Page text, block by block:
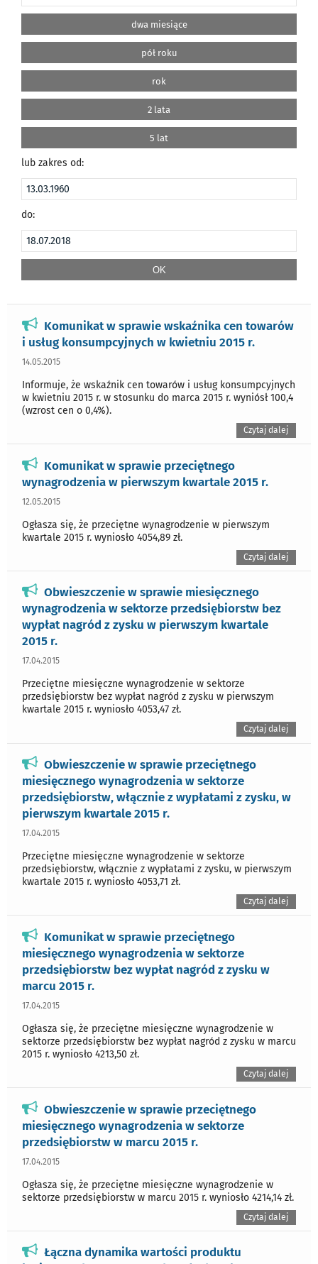
dwa miesiące
pół roku
rok
2 lata
5 lat
lub zakres od:
do:
Komunikat w sprawie wskaźnika cen towarów
i usług konsumpcyjnych w kwietniu 2015 r.
14.05.2015
Informuje, że wskaźnik cen towarów i usług konsumpcyjnych
w kwietniu 2015 r. w stosunku do marca 2015 r. wyniósł 100,4
(wzrost cen o 0,4%).
Czytaj dalej
Komunikat w sprawie przeciętnego
wynagrodzenia w pierwszym kwartale 2015 r.
12.05.2015
Ogłasza się, że przeciętne wynagrodzenie w pierwszym
kwartale 2015 r. wyniosło 4054,89 zł.
Czytaj dalej
Obwieszczenie w sprawie miesięcznego
wynagrodzenia w sektorze przedsiębiorstw bez
wypłat nagród z zysku w pierwszym kwartale
2015 r.
17.04.2015
Przeciętne miesięczne wynagrodzenie w sektorze
przedsiębiorstw bez wypłat nagród z zysku w pierwszym
kwartale 2015 r. wyniosło 4053,47 zł.
Czytaj dalej
Obwieszczenie w sprawie przeciętnego
miesięcznego wynagrodzenia w sektorze
przedsiębiorstw, włącznie z wypłatami z zysku, w
pierwszym kwartale 2015 r.
17.04.2015
Przeciętne miesięczne wynagrodzenie w sektorze
przedsiębiorstw, włącznie z wypłatami z zysku, w pierwszym
kwartale 2015 r. wyniosło 4053,71 zł.
Czytaj dalej
Komunikat w sprawie przeciętnego
miesięcznego wynagrodzenia w sektorze
przedsiębiorstw bez wypłat nagród z zysku w
marcu 2015 r.
17.04.2015
Ogłasza się, że przeciętne miesięczne wynagrodzenie w
sektorze przedsiębiorstw bez wypłat nagród z zysku w marcu
2015 r. wyniosło 4213,50 zł.
Czytaj dalej
Obwieszczenie w sprawie przeciętnego
miesięcznego wynagrodzenia w sektorze
przedsiębiorstw w marcu 2015 r.
17.04.2015
Ogłasza się, że przeciętne miesięczne wynagrodzenie w
sektorze przedsiębiorstw w marcu 2015 r. wyniosło 4214,14 zł.
Czytaj dalej
Łączna dynamika wartości produktu